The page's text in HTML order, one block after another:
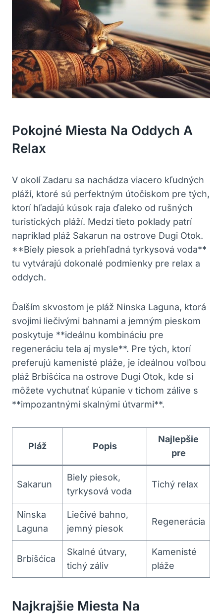
Pokojné Miesta Na Oddych A
Relax
V okolí Zadaru sa nachádza viacero kľudných
pláží, ktoré sú perfektným útočiskom pre tých,
ktorí hľadajú kúsok raja ďaleko od rušných
turistických pláží. Medzi tieto poklady patrí
napríklad pláž Sakarun na ostrove Dugi Otok.
**Biely piesok a priehľadná tyrkysová voda**
tu vytvárajú dokonalé podmienky pre relax a
oddych.
Ďalším skvostom je pláž Ninska Laguna, ktorá
svojimi liečivými bahnami a jemným pieskom
poskytuje **ideálnu kombináciu pre
regeneráciu tela aj mysle**. Pre tých, ktorí
preferujú kamenisté pláže, je ideálnou voľbou
pláž Brbišćica na ostrove Dugi Otok, kde si
môžete vychutnať kúpanie v tichom zálive s
**impozantnými skalnými útvarmi**.
Pláž Popis
Najlepšie
pre
Sakarun
Biely piesok,
tyrkysová voda
Tichý relax
Ninska
Laguna
Liečivé bahno,
jemný piesok
Regenerácia
Brbišćica
Skalné útvary,
tichý záliv
Kamenisté
pláže
Najkrajšie Miesta Na